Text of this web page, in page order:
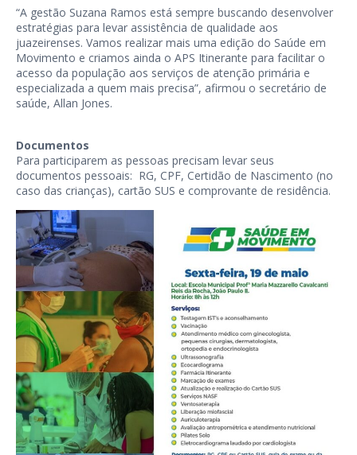
“A gestão Suzana Ramos está sempre buscando desenvolver
estratégias para levar assistência de qualidade aos
juazeirenses. Vamos realizar mais uma edição do Saúde em
Movimento e criamos ainda o APS Itinerante para facilitar o
acesso da população aos serviços de atenção primária e
especializada a quem mais precisa”, afirmou o secretário de
saúde, Allan Jones.
Documentos
Para participarem as pessoas precisam levar seus
documentos pessoais: RG, CPF, Certidão de Nascimento (no
caso das crianças), cartão SUS e comprovante de residência.